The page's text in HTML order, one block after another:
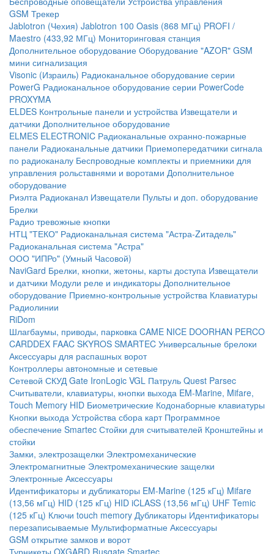
GSM Трекер
Jablotron (Чехия) Jablotron 100 Oasis (868 МГц) PROFI /
Maestro (433,92 МГц) Мониторинговая станция
Дополнительное оборудование Оборудование "AZOR" GSM
мини сигнализация
Visonic (Израиль) Радиоканальное оборудование серии
PowerG Радиоканальное оборудование серии PowerCode
PROXYMA
ELDES Контрольные панели и устройства Извещатели и
датчики Дополнительное оборудование
ELMES ELECTRONIC Радиоканальные охранно-пожарные
панели Радиоканальные датчики Приемопередатчики сигнала
по радиоканалу Беспроводные комплекты и приемники для
управления рольставнями и воротами Дополнительное
оборудование
Риэлта Радиоканал Извещатели Пульты и доп. оборудование
Брелки
Радио тревожные кнопки
НТЦ "ТЕКО" Радиоканальная система "Астра-Zитадель"
Радиоканальная система "Астра"
ООО "ИПРо" (Умный Часовой)
NaviGard Брелки, кнопки, жетоны, карты доступа Извещатели
и датчики Модули реле и индикаторы Дополнительное
оборудование Приемно-контрольные устройства Клавиатуры
Радиолинии
RiDom
Шлагбаумы, приводы, парковка CAME NICE DOORHAN PERCO
CARDDEX FAAC SKYROS SMARTEC Универсальные брелоки
Аксессуары для распашных ворот
Контроллеры автономные и сетевые
Сетевой СКУД Gate IronLogic VGL Патруль Quest Parsec
Считыватели, клавиатуры, кнопки выхода EM-Marine, Mifare,
Touch Memory HID Биометрические Кодонаборные клавиатуры
Кнопки выхода Устройства сбора карт Программное
обеспечение Smartec Стойки для считывателей Кронштейны и
стойки
Замки, электрозащелки Электромеханические
Электромагнитные Электромеханические защелки
Электронные Аксессуары
Идентификаторы и дубликаторы EM-Marine (125 кГц) Mifare
(13,56 мГц) HID (125 кГц) HID iCLASS (13,56 мГц) UHF Temic
(125 кГц) Ключи touch memory Дубликаторы Идентификаторы
перезаписываемые Мультиформатные Аксессуары
GSM открытие замков и ворот